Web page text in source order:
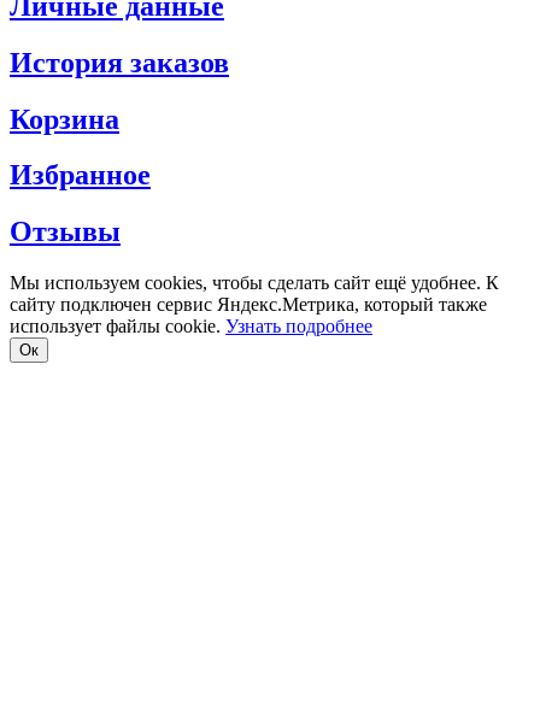
История заказов
Корзина
Избранное
Отзывы
Мы используем cookies, чтобы сделать сайт ещё удобнее. К
сайту подключен сервис Яндекс.Метрика, который также
использует файлы cookie. Узнать подробнее
Oк